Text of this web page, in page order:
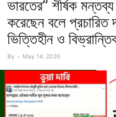
ভারতের” শীর্ষক
করেছেন বলে প্রচারিত
ভিত্তিহীন ও
By - May 14, 2026